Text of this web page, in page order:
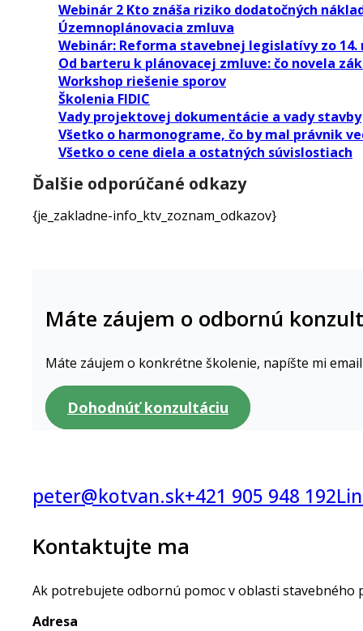
Webinár 2 Kto znáša riziko dodatočných
Územnoplánovacia zmluva
Webinár: Reforma stavebnej legislatívy zo 14.
Od barteru k plánovacej zmluve: čo novela
Workshop riešenie sporov
Školenia FIDIC
Vady projektovej dokumentácie a vady stavby
Všetko o harmonograme, čo by mal právnik
Všetko o cene diela a ostatných súvislostiach
Ďalšie odporúčané odkazy
{je_zakladne-info_ktv_zoznam_odkazov}
Máte záujem o odbornú
Máte záujem o konkrétne školenie, napíšte mi
Dohodnúť konzultáciu
Kontaktujte ma
Ak potrebujete odbornú pomoc v oblasti stavebného
Adresa
peter@kotvan.sk+421 905 948 192